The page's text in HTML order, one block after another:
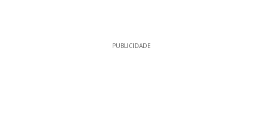
PUBLICIDADE